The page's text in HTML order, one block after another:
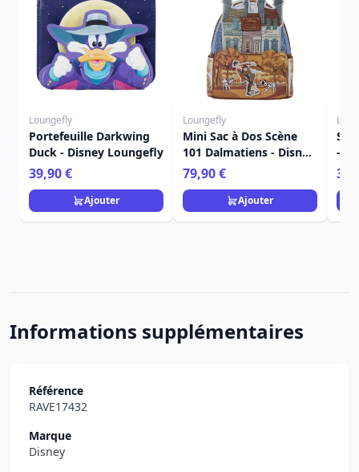
Loungefly
Portefeuille Darkwing
Duck - Disney Loungefly
39,90 €
Ajouter
Loungefly
Mini Sac à Dos Scène
101 Dalmatiens - Disney
Loungefly
79,90 €
Ajouter
-
Informations supplémentaires
Référence
RAVE17432
Marque
Disney